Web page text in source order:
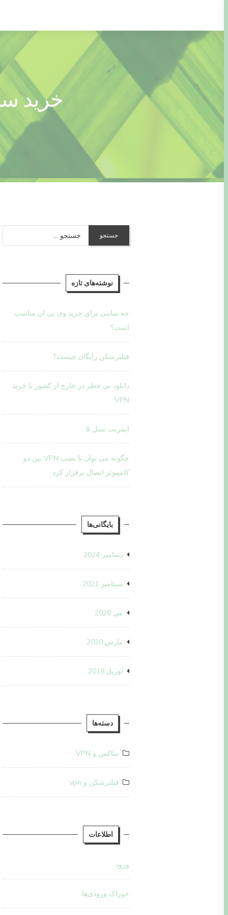
Skip
خرید
برای:
نوشته‌های تازه
چه سایتی برای خرید وی پی ان مناسب
است؟
فیلترشکن رایگان چیست؟
دانلود بی خطر در خارج از کشور با خرید
VPN
اینترنت نسل ۵
چگونه می توان با نصب VPN بین دو
کامپیوتر اتصال برقرار کرد
بایگانی‌ها
دسامبر 2024
سپتامبر 2021
می 2020
مارس 2020
آوریل 2018
دسته‌ها
ساکس و VPN
فیلترشکن و vpn
اطلاعات
ورود
خوراک ورودی‌ها